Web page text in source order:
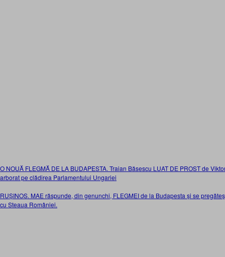
O NOUĂ FLEGMĂ DE LA BUDAPESTA. Traian Băsescu LUAT DE PROST de
arborat pe clădirea Parlamentului Ungariei
RUȘINOS. MAE răspunde, din genunchi, FLEGMEI de la Budapesta și se
cu Steaua României.